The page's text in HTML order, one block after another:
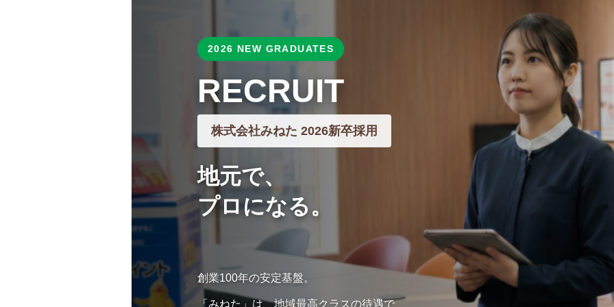
2026 NEW GRADUATES
RECRUIT
株式会社みねた 2026新卒採用
地元で、
プロになる。
創業100年の安定基盤。
「みねた」は、地域最高クラスの待遇で